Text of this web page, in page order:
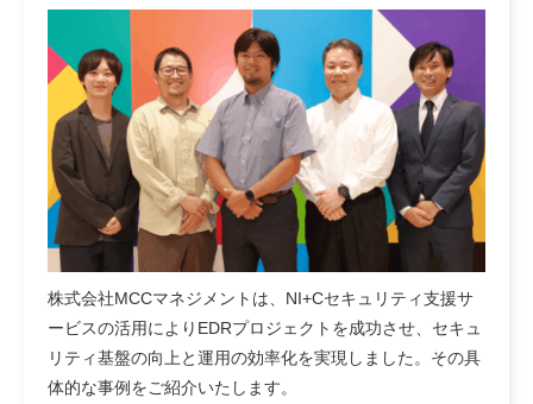
株式会社MCCマネジメントは、NI+Cセキュリティ支援サ
ービスの活用によりEDRプロジェクトを成功させ、セキュ
リティ基盤の向上と運用の効率化を実現しました。その具
体的な事例をご紹介いたします。